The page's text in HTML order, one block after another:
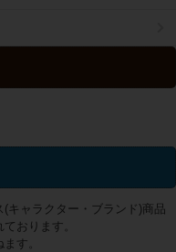
キャラクター・ブランド)商品
おります。
す。